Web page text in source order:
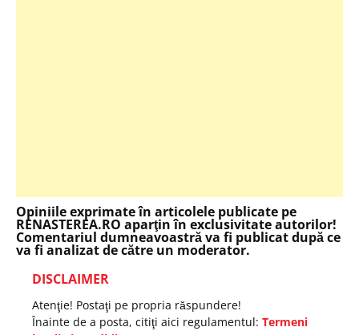
Opiniile exprimate în articolele publicate pe
RENASTEREA.RO aparţin în exclusivitate autorilor!
Comentariul dumneavoastră va fi publicat după ce
va fi analizat de către un moderator.
DISCLAIMER
Atenţie! Postaţi pe propria răspundere!
Înainte de a posta, citiţi aici regulamentul: Termeni